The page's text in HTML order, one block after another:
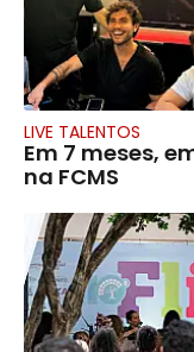
LIVE TALENTOS
Em 7 meses,
na FCMS